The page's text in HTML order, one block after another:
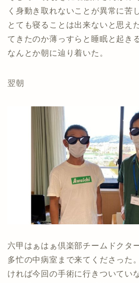
く身動き取れないことが異常に苦
とても寝ることは出来ないと思え
てきたのか薄っすらと睡眠と起き
なんとか朝に辿り着いた。
翌朝
六甲はぁはぁ倶楽部チームドクタ
多忙の中病室まで来てくださった
ければ今回の手術に行きついてい